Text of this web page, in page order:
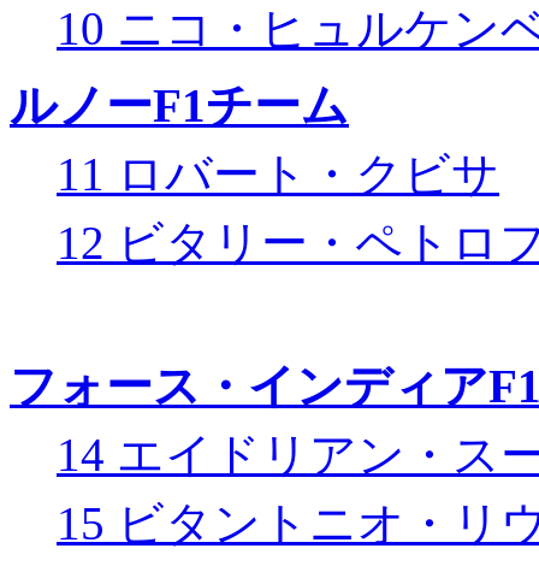
10 ニコ・ヒュルケン
ルノーF1チーム
11 ロバート・クビサ
12 ビタリー・ペトロ
フォース・インディア
14 エイドリアン・ス
15 ビタントニオ・リ